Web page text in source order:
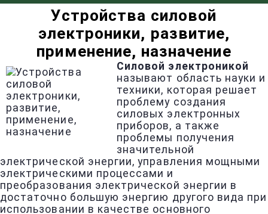
Устройства силовой
электроники, развитие,
применение, назначение
Силовой электроникой
называют область науки и
техники, которая решает
проблему создания
силовых электронных
приборов, а также
проблемы получения
значительной
электрической энергии, управления мощными
электрическими процессами и
преобразования электрической энергии в
достаточно большую энергию другого вида при
использовании в качестве основного